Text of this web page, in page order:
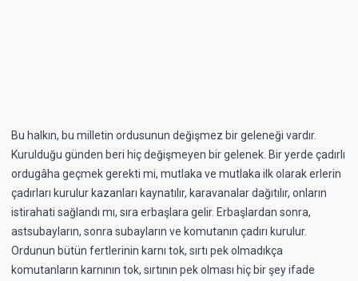
Bu halkın, bu milletin ordusunun değişmez bir geleneği vardır.
Kurulduğu günden beri hiç değişmeyen bir gelenek. Bir yerde çadırlı
ordugâha geçmek gerekti mi, mutlaka ve mutlaka ilk olarak erlerin
çadırları kurulur kazanları kaynatılır, karavanalar dağıtılır, onların
istirahati sağlandı mı, sıra erbaşlara gelir. Erbaşlardan sonra,
astsubayların, sonra subayların ve komutanın çadırı kurulur.
Ordunun bütün fertlerinin karnı tok, sırtı pek olmadıkça
komutanların karnının tok, sırtının pek olması hiç bir şey ifade